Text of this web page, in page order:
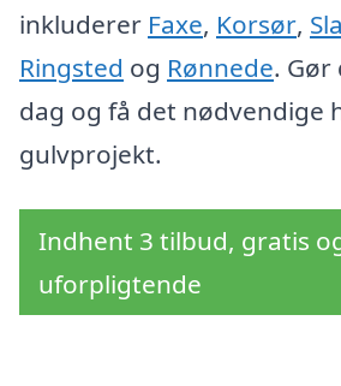
inkluderer Faxe, Korsør,
Ringsted og Rønnede. Gør
dag og få det nødvendige
gulvprojekt.
Indhent 3 tilbud, gratis
uforpligtende